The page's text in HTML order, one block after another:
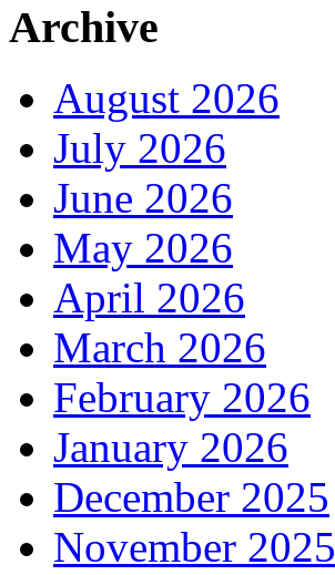
Archive
August 2026
July 2026
June 2026
May 2026
April 2026
March 2026
February 2026
January 2026
December 2025
November 2025